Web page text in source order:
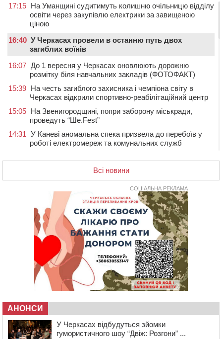
17:15 На Уманщині судитимуть колишню очільницю відділу
освіти через закупівлю електрики за завищеною
ціною
16:40 У Черкасах провели в останню путь двох
загиблих воїнів
16:07 До 1 вересня у Черкасах оновлюють дорожню
розмітку біля навчальних закладів (ФОТОФАКТ)
15:39 На честь загиблого захисника і чемпіона світу в
Черкасах відкрили спортивно-реабілітаційний центр
15:05 На Звенигородщині, попри заборону міськради,
проведуть “Ше.Fest”
14:31 У Каневі аномальна спека призвела до перебоїв у
роботі електромереж та комунальних служб
зерна нового врожаю
13:40 На Кам’янщині сталася масштабна пожежа
На Черкащині сьогодні очікують грози, зливи, град та
шквали до 22 м/с
Внаслідок падіння вертольота загинув 28-річний
захисник зі Сміли
У центрі Черкас не поділили дорогу водії двох ВАЗів
У Черкасах до середини серпня обмежать рух
транспорту на трьох вулицях
На Черкащині кількість укриттів збільшилась
10:15
У Черкасах водій Audi Q5 спричинив аварію, не
пропустивши інший кросовер
Всі новини
СОЦІАЛЬНА РЕКЛАМА
АНОНСИ
У Черкасах відбудуться зйомки
гумористичного шоу “Двіж: Розгони” ...